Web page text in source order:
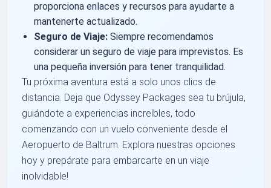
proporciona enlaces y recursos para ayudarte a
mantenerte actualizado.
Seguro de Viaje: Siempre recomendamos
considerar un seguro de viaje para imprevistos. Es
una pequeña inversión para tener tranquilidad.
Tu próxima aventura está a solo unos clics de
distancia. Deja que Odyssey Packages sea tu brújula,
guiándote a experiencias increíbles, todo
comenzando con un vuelo conveniente desde el
Aeropuerto de Baltrum. Explora nuestras opciones
hoy y prepárate para embarcarte en un viaje
inolvidable!